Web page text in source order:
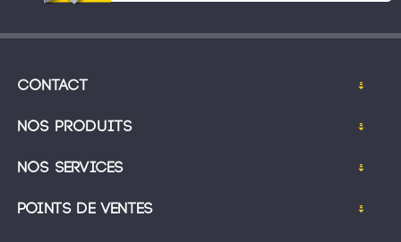
Contact
Nos produits
Nos services
Points de ventes